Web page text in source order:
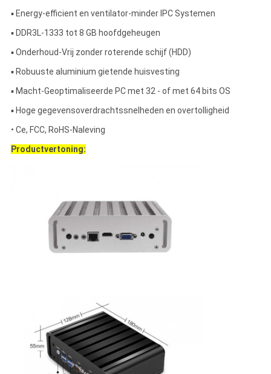
▪ Energy-efficient en ventilator-minder IPC Systemen
▪ DDR3L-1333 tot 8 GB hoofdgeheugen
▪ Onderhoud-Vrij zonder roterende schijf (HDD)
▪ Robuuste aluminium gietende huisvesting
▪ Macht-Geoptimaliseerde PC met 32 - of met 64 bits OS
▪ Hoge gegevensoverdrachtssnelheden en overtolligheid
• Ce, FCC, RoHS-Naleving
Productvertoning: